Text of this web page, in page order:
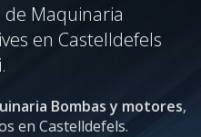
Maquinaria
en Castelldefels
Bombas y motores,
en Castelldefels.